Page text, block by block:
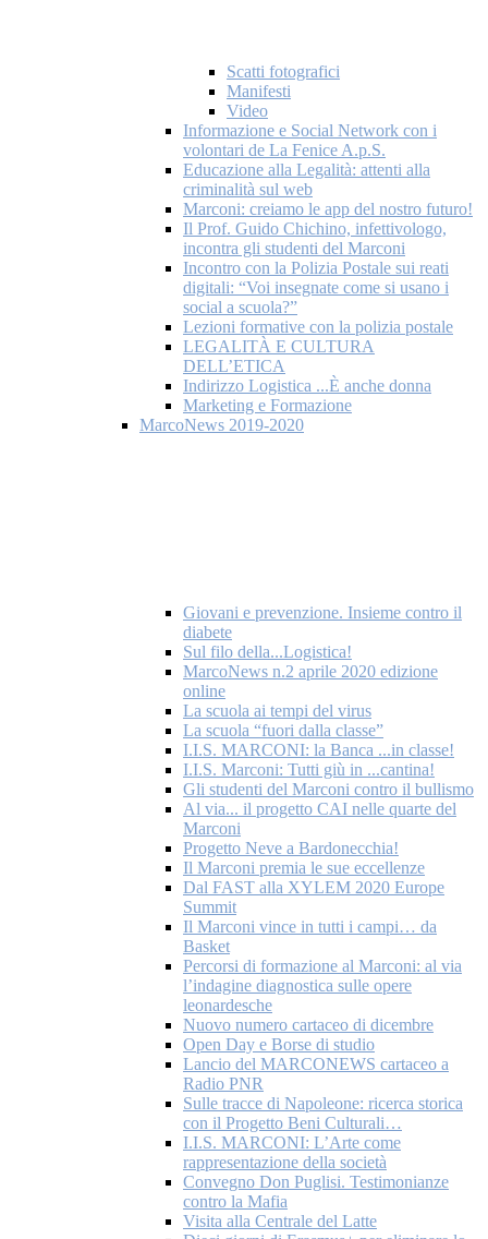
Scatti fotografici
Manifesti
Video
Informazione e Social Network con i
volontari de La Fenice A.p.S.
Educazione alla Legalità: attenti alla
criminalità sul web
Marconi: creiamo le app del nostro futuro!
Il Prof. Guido Chichino, infettivologo,
incontra gli studenti del Marconi
Incontro con la Polizia Postale sui reati
digitali: “Voi insegnate come si usano i
social a scuola?”
Lezioni formative con la polizia postale
LEGALITÀ E CULTURA
DELL’ETICA
Indirizzo Logistica ...È anche donna
Marketing e Formazione
MarcoNews 2019-2020
Giovani e prevenzione. Insieme contro il
diabete
Sul filo della...Logistica!
MarcoNews n.2 aprile 2020 edizione
online
La scuola ai tempi del virus
La scuola “fuori dalla classe”
I.I.S. MARCONI: la Banca ...in classe!
I.I.S. Marconi: Tutti giù in ...cantina!
Gli studenti del Marconi contro il bullismo
Al via... il progetto CAI nelle quarte del
Marconi
Progetto Neve a Bardonecchia!
Il Marconi premia le sue eccellenze
Dal FAST alla XYLEM 2020 Europe
Summit
Il Marconi vince in tutti i campi… da
Basket
Percorsi di formazione al Marconi: al via
l’indagine diagnostica sulle opere
leonardesche
Nuovo numero cartaceo di dicembre
Open Day e Borse di studio
Lancio del MARCONEWS cartaceo a
Radio PNR
Sulle tracce di Napoleone: ricerca storica
con il Progetto Beni Culturali…
I.I.S. MARCONI: L’Arte come
rappresentazione della società
Convegno Don Puglisi. Testimonianze
contro la Mafia
Visita alla Centrale del Latte